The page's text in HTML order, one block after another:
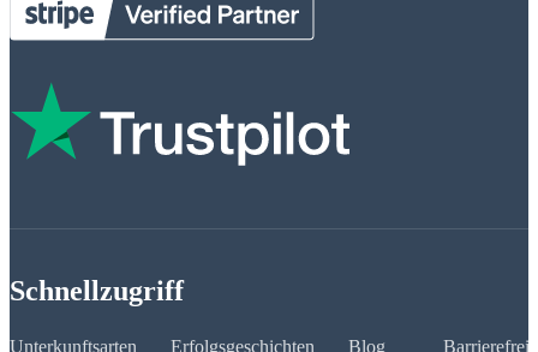
Schnellzugriff
Unterkunftsarten
Erfolgsgeschichten
Blog